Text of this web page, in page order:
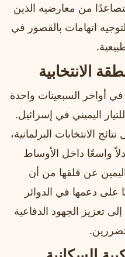
من معارضيه الذين
لتوجيه اتهامات بالقصور في
الانتخابية
أواخر السبعينات واحدة
اليميني في إسرائيل.
الانتخابات البرلمانية،
واسعًا داخل الأوساط
عن قلقها من أن
على دعمها في الدوائر
تعزيز الجهود الدفاعية